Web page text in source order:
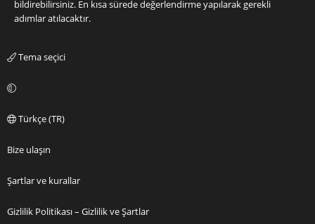
bildirebilirsiniz. En kısa sürede değerlendirme yapılarak gerekli
adımlar atılacaktır.
Tema seçici
Türkçe (TR)
Bize ulaşın
Şartlar ve kurallar
Gizlilik Politikası – Gizlilik ve Şartlar